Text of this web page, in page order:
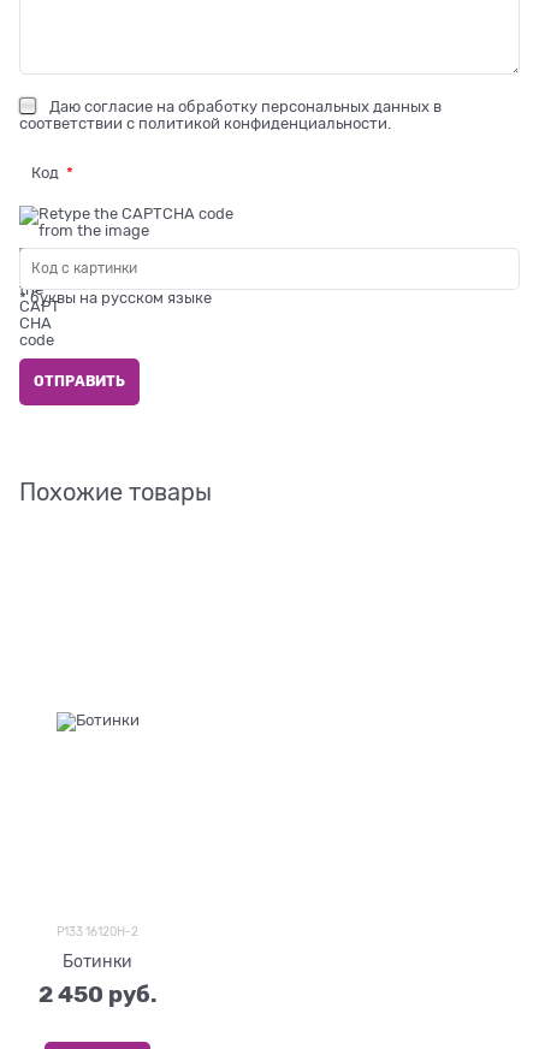
Даю согласие на обработку персональных данных в
соответствии с политикой конфиденциальности
Код
* буквы на русском языке
Похожие товары
P133 16120H-2
Ботинки
2 450 руб.